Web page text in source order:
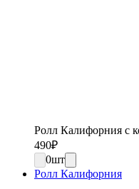
Ролл Калифорния с
490₽
0шт
Ролл Калифорния